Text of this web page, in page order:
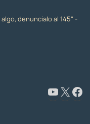
denuncialo al 145" -
www.youtube.com/@CapacitaciónyFormaciónNeuquén X Facebook